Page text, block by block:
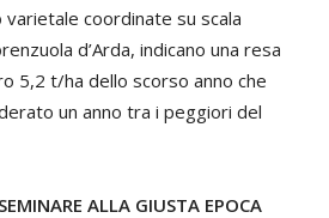
coordinate su scala
d’Arda, indicano una resa
5,2 t/ha dello scorso anno che
un anno tra i peggiori del
ALLA GIUSTA EPOCA